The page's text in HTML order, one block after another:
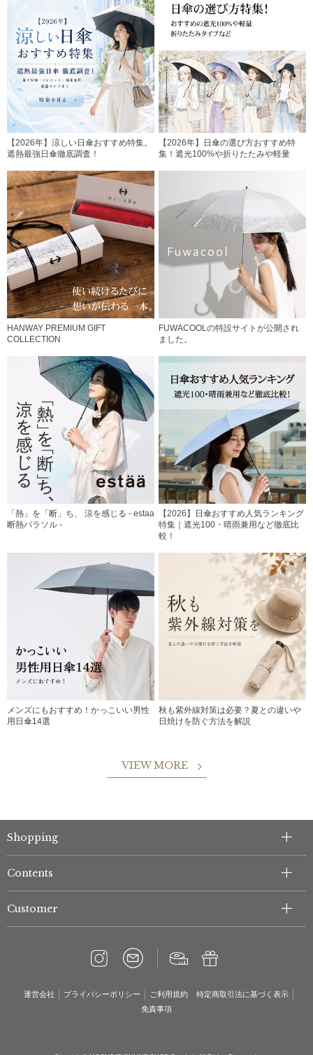
【2026年】涼しい日傘おすすめ特集。
遮熱最強日傘徹底調査！
【2026年】日傘の選び方おすすめ特
集！遮光100%や折りたたみや軽量
HANWAY PREMIUM GIFT
COLLECTION
FUWACOOLの特設サイトが公開され
ました。
「熱」を「断」ち、 涼を感じる - estaa
断熱パラソル -
【2026】日傘おすすめ人気ランキング
特集｜遮光100・晴雨兼用など徹底比
較！
メンズにもおすすめ！かっこいい男性
用日傘14選
秋も紫外線対策は必要？夏との違いや
日焼けを防ぐ方法を解説
VIEW MORE
Shopping
Contents
Customer
運営会社 プライバシーポリシー ご利用規約
特定商取引法に基づく表示
免責事項